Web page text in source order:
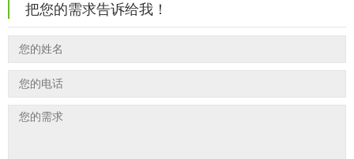
温变粉"烤"问：长期加...
温变粉耐温真相：注塑"高温炼...
夜间安全卫士：丝印反光粉搭配全攻... 2026-01-20
反光粉可以混合其他颜料一起使用吗...
温变粉丝印到底用多少目网版？这篇...
反光粉太久不用结块要怎么处理？ 2025-07-11
印花温变粉最适合用在什么行业上呢... 2025-06-20
油性反光粉怎么印花效果最好？
把您的需求告诉给我！